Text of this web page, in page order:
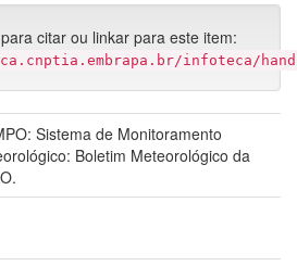
citar ou linkar para este item:
infoteca/
Sistema de Monitoramento
Boletim Meteorológico da